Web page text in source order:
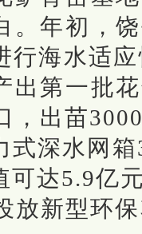
。年初，
行海水适
出第一批
，出苗
式深水网
可达5.9亿
放新型环